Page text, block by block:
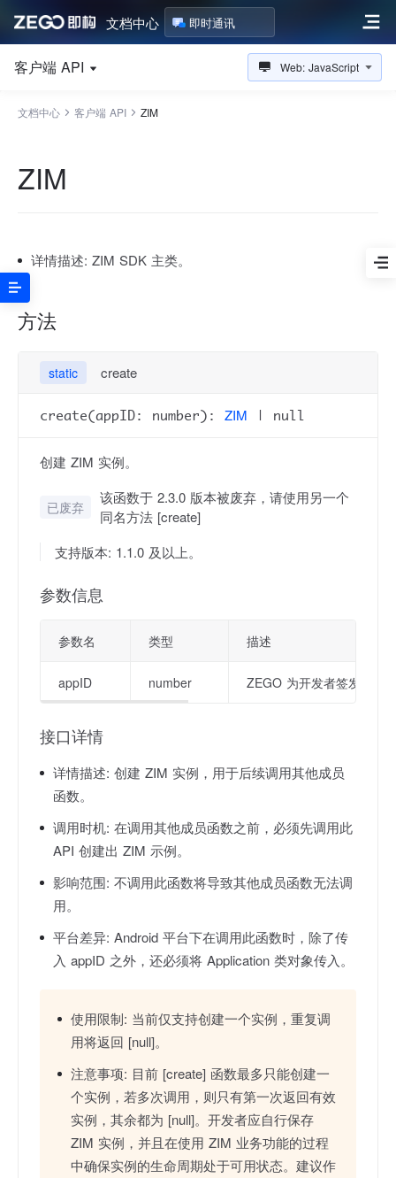
文档中心 即时通讯
客户端 API Web: JavaScript
文档中心 客户端 API ZIM
ZIM
详情描述: ZIM SDK 主类。
方法
static create
create(appID: number): ZIM | null
创建 ZIM 实例。
已废弃
该函数于 2.3.0 版本被废弃，请使用另一个
同名方法 [create]
支持版本: 1.1.0 及以上。
参数信息
参数名 类型 描述
appID number ZEGO 为开发者签发的应
接口详情
详情描述: 创建 ZIM 实例，用于后续调用其他成员
函数。
调用时机: 在调用其他成员函数之前，必须先调用此
API 创建出 ZIM 示例。
影响范围: 不调用此函数将导致其他成员函数无法调
用。
平台差异: Android 平台下在调用此函数时，除了传
入 appID 之外，还必须将 Application 类对象传入。
使用限制: 当前仅支持创建一个实例，重复调
用将返回 [null]。
注意事项: 目前 [create] 函数最多只能创建一
个实例，若多次调用，则只有第一次返回有效
实例，其余都为 [null]。开发者应自行保存
ZIM 实例，并且在使用 ZIM 业务功能的过程
中确保实例的生命周期处于可用状态。建议作